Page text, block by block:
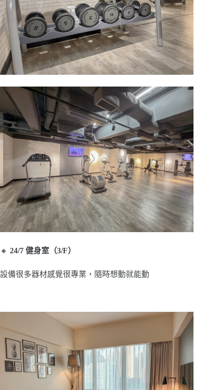
🔸 24/7 健身室（3/F）
設備很多器材感覺很專業，隨時想動就能動